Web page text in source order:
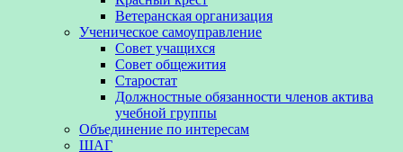
Ветеранская организация
Ученическое самоуправление
Совет учащихся
Совет общежития
Старостат
Должностные обязанности членов актива
учебной группы
Объединение по интересам
ШАГ